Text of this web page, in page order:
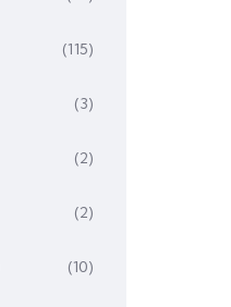
(115)
(3)
(2)
(2)
(10)